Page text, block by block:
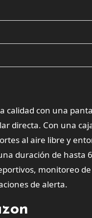
calidad con una
directa. Con una
al aire libre y
duración de hasta
monitoreo
de alerta.